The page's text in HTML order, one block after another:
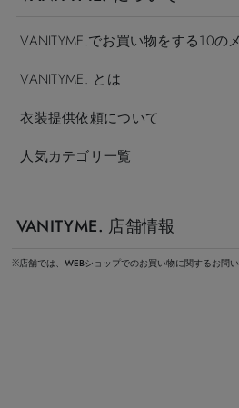
VANITYME.でお買い物をする10の
VANITYME. とは
衣装提供依頼について
人気カテゴリ一覧
VANITYME. 店舗情報
※店舗では、WEBショップでのお買い物に関するお問